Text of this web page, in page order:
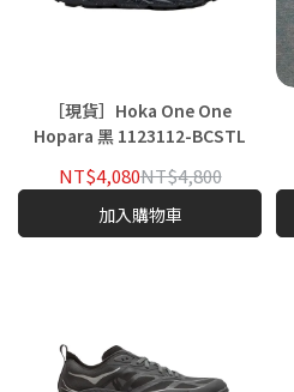
［現貨］Hoka One One
Hopara 黑 1123112-BCSTL
NT$4,080NT$4,800
加入購物車